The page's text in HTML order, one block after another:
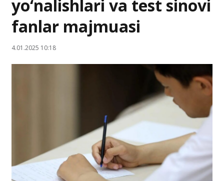
yo‘nalishlari va test sinovi
fanlar majmuasi
4.01.2025 10:18